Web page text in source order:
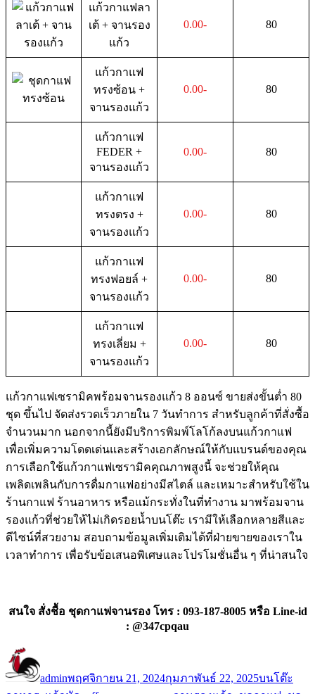
แก้วกาแฟลา
เต้ + จานรอง
แก้ว
0.00- 80
แก้วกาแฟ
ทรงซ้อน +
จานรองแก้ว
0.00- 80
แก้วกาแฟ
FEDER +
จานรองแก้ว
0.00- 80
แก้วกาแฟ
ทรงตรง +
จานรองแก้ว
0.00- 80
แก้วกาแฟ
ทรงฟอยล์ +
จานรองแก้ว
0.00- 80
แก้วกาแฟ
ทรงเลี่ยม +
จานรองแก้ว
0.00- 80
แก้วกาแฟเซรามิคพร้อมจานรองแก้ว 8 ออนซ์ ขายส่งขั้นต่ำ 80
ชุด ขึ้นไป จัดส่งรวดเร็วภายใน 7 วันทำการ สำหรับลูกค้าที่สั่งซื้อ
จำนวนมาก นอกจากนี้ยังมีบริการพิมพ์โลโก้ลงบนแก้วกาแฟ
เพื่อเพิ่มความโดดเด่นและสร้างเอกลักษณ์ให้กับแบรนด์ของคุณ
การเลือกใช้แก้วกาแฟเซรามิคคุณภาพสูงนี้ จะช่วยให้คุณ
เพลิดเพลินกับการดื่มกาแฟอย่างมีสไตล์ และเหมาะสำหรับใช้ใน
ร้านกาแฟ ร้านอาหาร หรือแม้กระทั่งในที่ทำงาน มาพร้อมจาน
รองแก้วที่ช่วยให้ไม่เกิดรอยน้ำบนโต๊ะ เรามีให้เลือกหลายสีและ
ดีไซน์ที่สวยงาม สอบถามข้อมูลเพิ่มเติมได้ที่ฝ่ายขายของเราใน
เวลาทำการ เพื่อรับข้อเสนอพิเศษและโปรโมชั่นอื่น ๆ ที่น่าสนใจ
สนใจ สั่งชื้อ ชุดกาแฟจานรอง โทร : 093-187-8005 หรือ Line-id
: @347cpqau
เขียน
adminเมื่อ
พฤศจิกายน 21, 2024กุมภาพันธ์ 22, 2025หมู่
บนโต๊ะ